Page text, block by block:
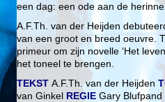
een dag: een ode aan de
A.F.Th. van der Heijden
van een groot en breed oeuvre.
primeur om zijn novelle ‘Het
het toneel te brengen.
TEKST A.F.Th. van der Heijden
van Ginkel REGIE Gary Blufpand